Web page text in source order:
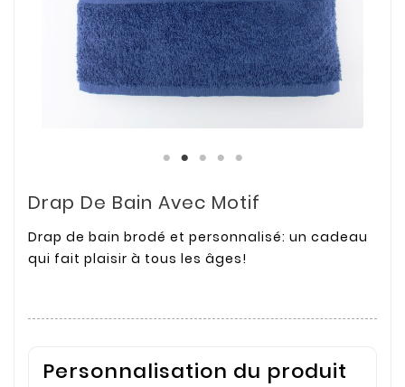
Drap De Bain Avec Motif
Drap de bain brodé et personnalisé: un cadeau
qui fait plaisir à tous les âges!
Personnalisation du produit